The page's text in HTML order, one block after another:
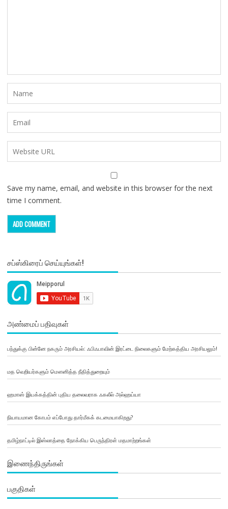
Save my name, email, and website in this browser for the next
time I comment.
சப்ஸ்கிரைப் செய்யுங்கள்!
அண்மைப் பதிவுகள்
பந்துக்கு பின்னே நகரும் அரசியல்: ஃபிஃபாவின் இரட்டை நிலைகளும் மேற்கத்திய அரசியலும்!
மத வெறியர்களும் மௌனித்த நீதித்துறையும்
ஹமாஸ் இயக்கத்தின் புதிய தலைவராக ஃகலீல் அல்ஹய்யா
நியாயமான கோபம் எப்போது தார்மீகக் கடமையாகிறது?
தமிழ்நாட்டில் இஸ்லாத்தை நோக்கிய பெருந்திரள் மதமாற்றங்கள்
இணைந்திருங்கள்
பகுதிகள்